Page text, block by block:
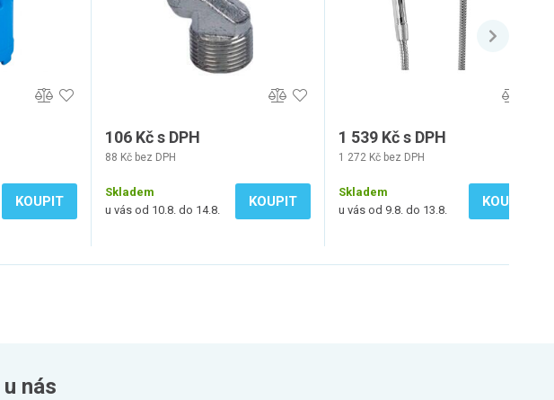
KOUPIT
106 Kč s DPH
88 Kč bez DPH
Skladem
u vás od 10.8. do 14.8.
KOUPIT
1 539 Kč s DPH
1 272 Kč bez DPH
Skladem
u vás od 9.8. do 13.8.
KOUPIT
nás